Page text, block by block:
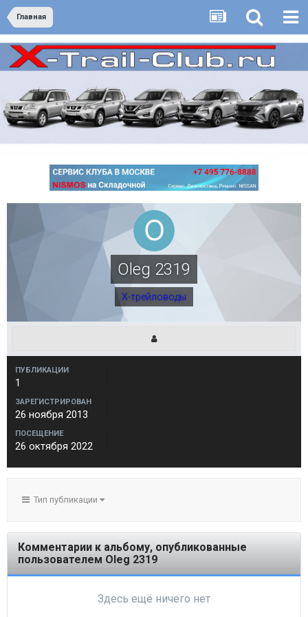
Главная
Oleg 2319
Х-трейловоды
ПУБЛИКАЦИИ
1
ЗАРЕГИСТРИРОВАН
26 ноября 2013
ПОСЕЩЕНИЕ
26 октября 2022
Тип публикации
Комментарии к альбому, опубликованные
пользователем Oleg 2319
Здесь ещё ничего нет